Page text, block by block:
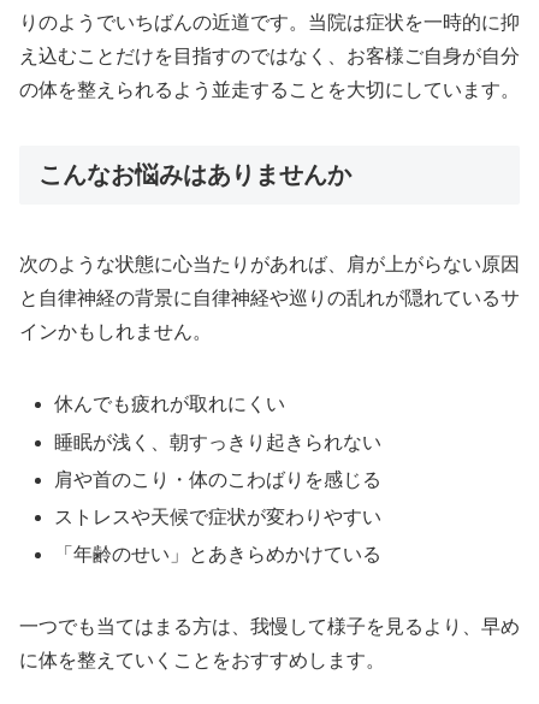
りのようでいちばんの近道です。当院は症状を一時的に抑
え込むことだけを目指すのではなく、お客様ご自身が自分
の体を整えられるよう並走することを大切にしています。
こんなお悩みはありませんか
次のような状態に心当たりがあれば、肩が上がらない原因
と自律神経の背景に自律神経や巡りの乱れが隠れているサ
インかもしれません。
休んでも疲れが取れにくい
睡眠が浅く、朝すっきり起きられない
肩や首のこり・体のこわばりを感じる
ストレスや天候で症状が変わりやすい
「年齢のせい」とあきらめかけている
一つでも当てはまる方は、我慢して様子を見るより、早め
に体を整えていくことをおすすめします。